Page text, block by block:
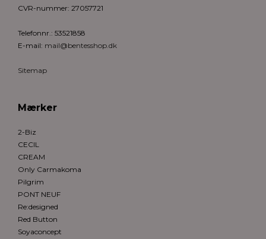
CVR-nummer: 27057721
Telefonnr.: 53521858
E-mail: mail@bentesshop.dk
Sitemap
Mærker
2-Biz
CECIL
CREAM
Only Carmakoma
Pilgrim
PONT NEUF
Re:designed
Red Button
Soyaconcept